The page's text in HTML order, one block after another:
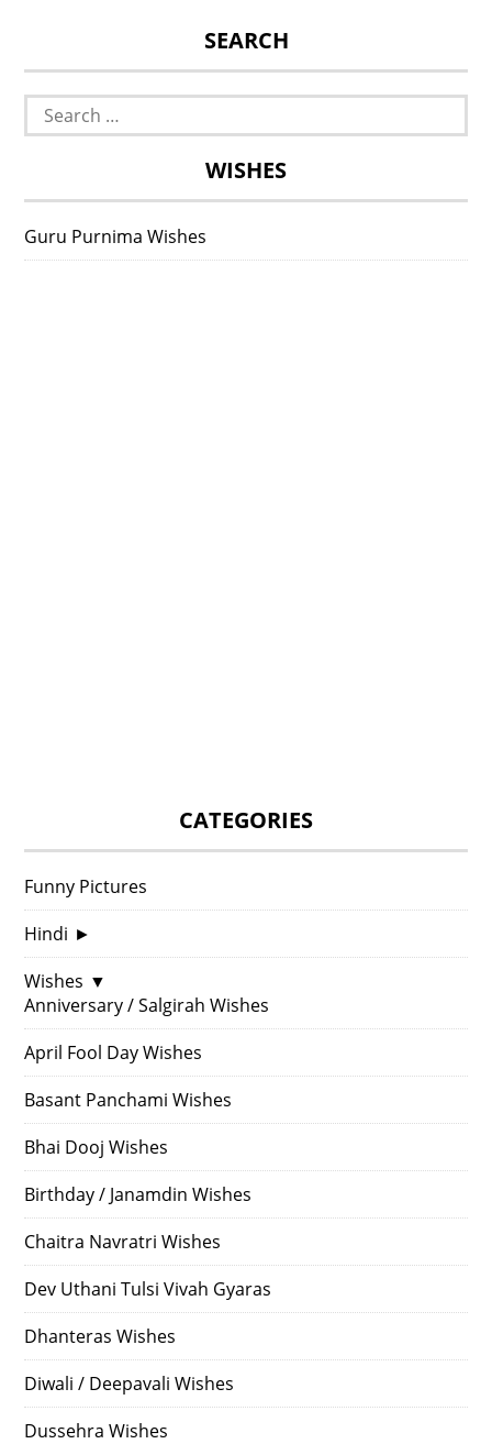
SEARCH
Search
for:
WISHES
Guru Purnima Wishes
CATEGORIES
Funny Pictures
Hindi ►
Wishes ▼
Anniversary / Salgirah Wishes
April Fool Day Wishes
Basant Panchami Wishes
Bhai Dooj Wishes
Birthday / Janamdin Wishes
Chaitra Navratri Wishes
Dev Uthani Tulsi Vivah Gyaras
Dhanteras Wishes
Diwali / Deepavali Wishes
Dussehra Wishes